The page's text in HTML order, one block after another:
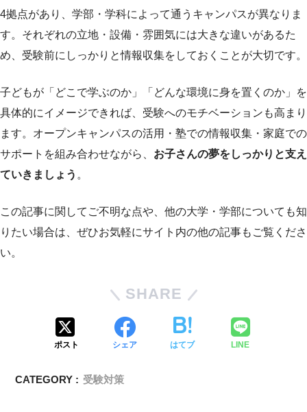
4拠点があり、学部・学科によって通うキャンパスが異なりま
す。それぞれの立地・設備・雰囲気には大きな違いがあるた
め、受験前にしっかりと情報収集をしておくことが大切です。
子どもが「どこで学ぶのか」「どんな環境に身を置くのか」を
具体的にイメージできれば、受験へのモチベーションも高まり
ます。オープンキャンパスの活用・塾での情報収集・家庭での
サポートを組み合わせながら、 お子さんの夢をしっかりと支え
ていきましょう 。
この記事に関してご不明な点や、他の大学・学部についても知
りたい場合は、ぜひお気軽にサイト内の他の記事もご覧くださ
い。
SHARE
ポスト シェア はてブ LINE
CATEGORY : 受験対策